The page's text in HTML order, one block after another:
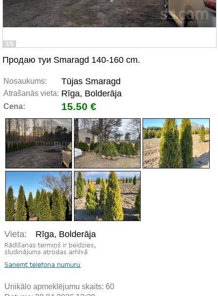
1/5
Продаю туи Smaragd 140-160 cm.
Nosaukums: Tūjas Smaragd
Atrašanās vieta: Rīga, Bolderāja
Cena: 15.50 €
Vieta: Rīga, Bolderāja
Unikālo apmeklējumu skaits: 60